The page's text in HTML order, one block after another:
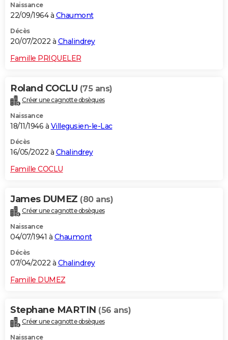
Naissance
22/09/1964 à Chaumont
Décès
20/07/2022 à Chalindrey
Famille PRIQUELER
Roland COCLU (75 ans)
Créer une cagnotte obsèques
Naissance
18/11/1946 à Villegusien-le-Lac
Décès
16/05/2022 à Chalindrey
Famille COCLU
James DUMEZ (80 ans)
Créer une cagnotte obsèques
Naissance
04/07/1941 à Chaumont
Décès
07/04/2022 à Chalindrey
Famille DUMEZ
Stephane MARTIN (56 ans)
Créer une cagnotte obsèques
Naissance